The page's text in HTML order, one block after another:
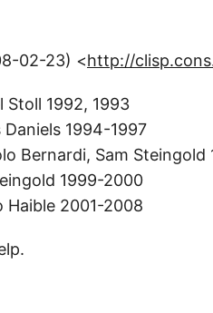
02-23) <http://
1992, 1993
1994-1997
Bernardi, Sam Steingold
1999-2000
Haible 2001-2008